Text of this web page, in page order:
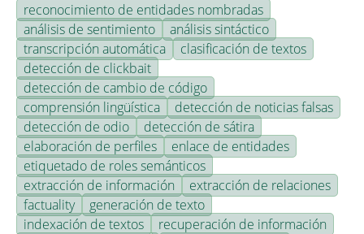
reconocimiento de entidades nombradas
análisis de sentimiento
análisis sintáctico
transcripción automática
clasificación de textos
detección de clickbait
detección de cambio de código
comprensión lingüística
detección de noticias falsas
detección de odio
detección de sátira
elaboración de perfiles
enlace de entidades
etiquetado de roles semánticos
extracción de información
extracción de relaciones
factuality
generación de texto
indexación de textos
recuperación de información